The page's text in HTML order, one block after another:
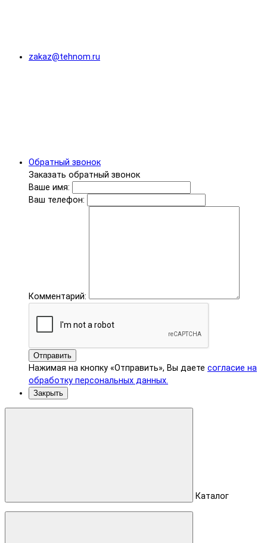
zakaz@tehnom.ru
Обратный звонок
Заказать обратный звонок
Ваше имя:
Ваш телефон:
Комментарий:
Отправить
Нажимая на кнопку «Отправить», Вы даете согласие на
обработку персональных данных.
Закрыть
Каталог